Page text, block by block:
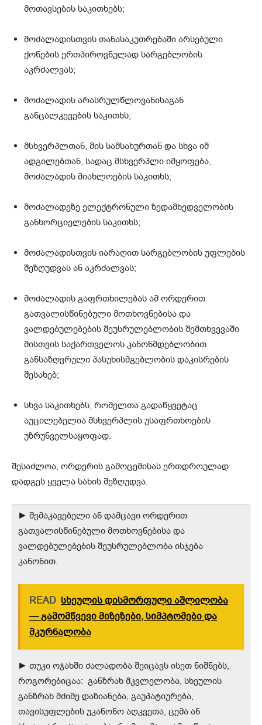
მოთავსების საკითხებს;
მოძალადისთვის თანასაკუთრებაში არსებული
ქონების ერთპიროვნულად სარგებლობის
აკრძალვას;
მოძალადის არასრულწლოვანისაგან
განცალკევების საკითხს;
მსხვერპლთან, მის სამსახურთან და სხვა იმ
ადგილებთან, სადაც მსხვერპლი იმყოფება,
მოძალადის მიახლოების საკითხს;
მოძალადეზე ელექტრონული ზედამხედველობის
განხორციელების საკითხს;
მოძალადისთვის იარაღით სარგებლობის უფლების
შეზღუდვას ან აკრძალვას;
მოძალადის გაფრთხილებას ამ ორდერით
გათვალისწინებული მოთხოვნებისა და
ვალდებულებების შეუსრულებლობის შემთხვევაში
მისთვის საქართველოს კანონმდებლობით
განსაზღვრული პასუხისმგებლობის დაკისრების
შესახებ;
სხვა საკითხებს, რომელთა გადაწყვეტაც
აუცილებელია მსხვერპლის უსაფრთხოების
უზრუნველსაყოფად.
შესაძლოა, ორდერის გამოცემისას ერთდროულად
დადგეს ყველა სახის შეზღუდვა.
► შემაკავებელი ან დამცავი ორდერით
გათვალისწინებული მოთხოვნებისა და
ვალდებულებების შეუსრულებლობა ისჯება
კანონით.
READ სხეულის დისმორფული აშლილობა
— გამომწვევი მიზეზები, სიმპტომები და
მკურნალობა
► თუკი ოჯახში ძალადობა შეიცავს ისეთ ნიშნებს,
როგორებიცაა: განზრახ მკვლელობა, სხეულის
განზრახ მძიმე დაზიანება, გაუპატიურება,
თავისუფლების უკანონო აღკვეთა, ცემა ან